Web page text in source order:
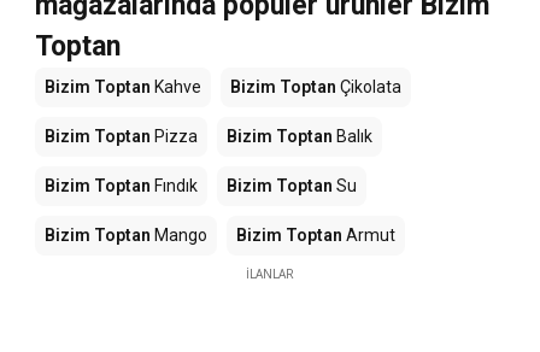
Toptan
Bizim Toptan Kahve Bizim Toptan Çikolata
Bizim Toptan Pizza Bizim Toptan Balık
Bizim Toptan Fındık Bizim Toptan Su
Bizim Toptan Mango Bizim Toptan Armut
İLANLAR